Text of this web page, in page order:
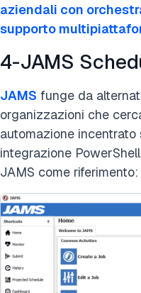
aziendali con
supporto
4-JAMS
JAMS funge da
organizzazioni che
automazione
integrazione
JAMS come riferimento: